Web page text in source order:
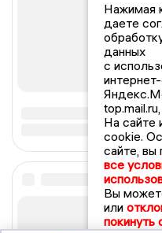
Нажимая
даете
данных
с
На сайте
cookie.
сайте, вы
все
Вы
или
покинуть